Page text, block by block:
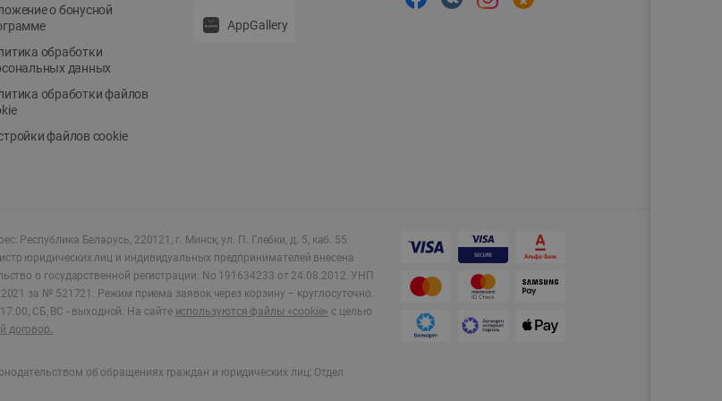
о бонусной
обработки
данных
обработки файлов
файлов cookie
AppGallery
Республика Беларусь, 220121, г. Минск, ул. П. Глебки, д. 5, каб. 55
юридических лиц и индивидуальных предпринимателей внесена
о государственной регистрации: No 191634233 от 24.08.2012. УНП
за № 521721. Режим приема заявок через корзину – круглосуточно.
СБ, ВС - выходной. На сайте используются файлы «cookie» с целью
договор.
об обращениях граждан и юридических лиц: Отдел